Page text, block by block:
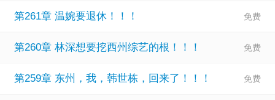
第261章 温婉要退休！！！
第260章 林深想要挖西州综艺的根！！！
第259章 东州，我，韩世栋，回来了！！！